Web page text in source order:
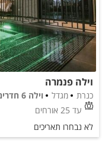
וילה פנמרה
כנרת מגדל
וילה 6 חדרים
עד 25 אורחים
לא נבחרו תאריכים